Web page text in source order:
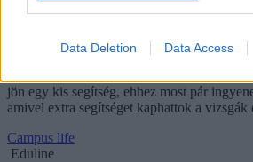
Data Deletion Data Access
Idén érettségiztek? Ezzel az
Idén sem lesz egyszerű a felkészülés
jön egy kis segítség, ehhez most pár
amivel extra segítséget kaphattok a vizsgák
Campus life
Eduline